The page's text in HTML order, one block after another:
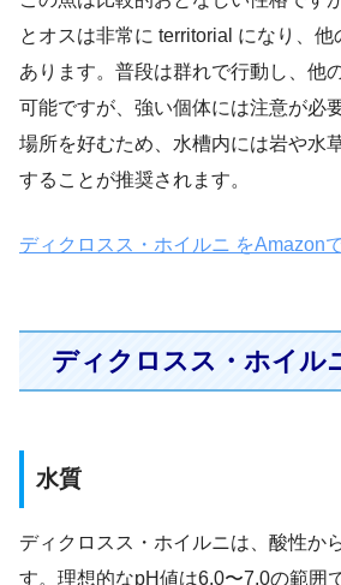
とオスは非常に territorial になり、
あります。普段は群れで行動し、他
可能ですが、強い個体には注意が必
場所を好むため、水槽内には岩や水
することが推奨されます。
ディクロスス・ホイルニ をAmazon
ディクロスス・ホイル
水質
ディクロスス・ホイルニは、酸性か
す。理想的なpH値は6.0〜7.0の範囲